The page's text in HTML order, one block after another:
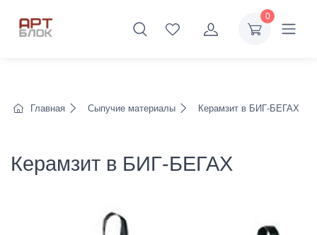
0
Главная Сыпучие материалы Керамзит в БИГ-БЕГАХ
Керамзит в БИГ-БЕГАХ